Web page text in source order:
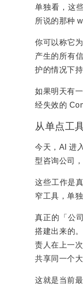
单独看，这
所说的那种
你可以称它
产生的所有
护的情况下
如果明天有
经失效的
从单点工
今天，AI 进
型咨询公司
这些工作是
窄工具，单
真正的「公
搭建出来的
责人在上一
共享同一个大
这就是当前